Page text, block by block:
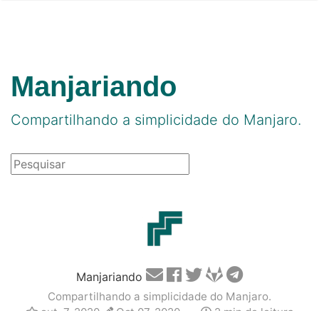
Manjariando
Compartilhando a simplicidade do Manjaro.
Manjariando
Compartilhando a simplicidade do Manjaro.